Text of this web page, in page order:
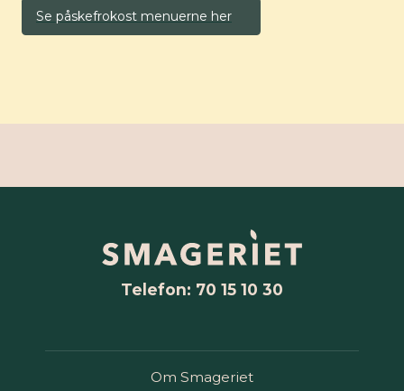
Se påskefrokost menuerne her
Telefon: 70 15 10 30
Om Smageriet